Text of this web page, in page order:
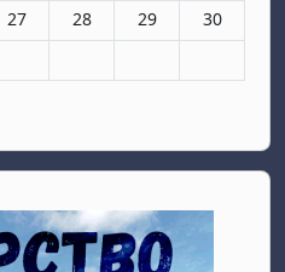
24 август25 август
сряда, 26 август
Няма събития, четвъртък, 27
27 Няма събития, петък, 28
28 Няма събития,
29 Няма
30
31 август